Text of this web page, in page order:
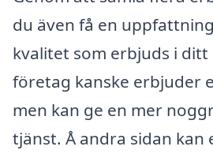
du även få en
kvalitet som erbjuds i
företag kanske erbjuder
men kan ge en mer
tjänst. Å andra sidan kan